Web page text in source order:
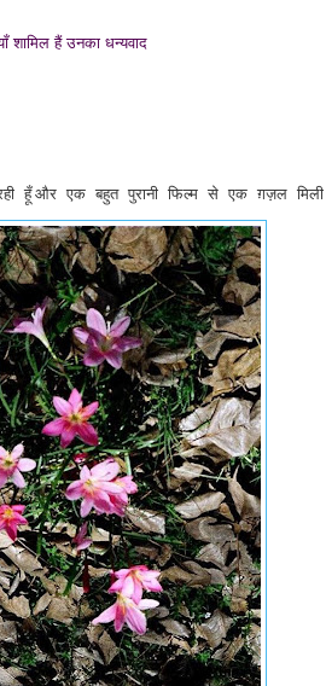
शामिल हैं उनका धन्यवाद
हूँ और एक बहुत पुरानी फिल्म से एक ग़ज़ल मिली